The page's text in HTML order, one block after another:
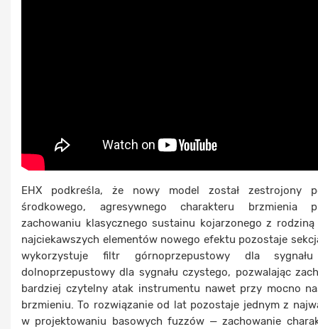
EHX podkreśla, że nowy model został zestrojony
środkowego, agresywnego charakteru brzmienia
zachowaniu klasycznego sustainu kojarzonego z
najciekawszych elementów nowego efektu pozostaje
wykorzystuje filtr górnoprzepustowy dla
dolnoprzepustowy dla sygnału czystego, pozwalając
bardziej czytelny atak instrumentu nawet przy mocno
brzmieniu. To rozwiązanie od lat pozostaje jednym z
w projektowaniu basowych fuzzów — zachowanie